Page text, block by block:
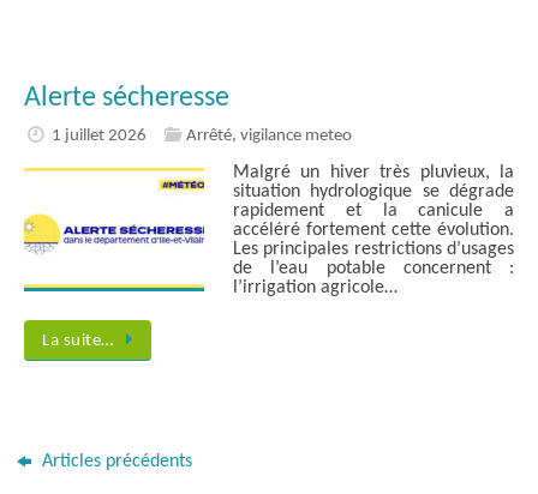
Alerte sécheresse
1 juillet 2026 Arrêté, vigilance meteo
Malgré un hiver très pluvieux, la
situation hydrologique se dégrade
rapidement et la canicule a
accéléré fortement cette évolution.
Les principales restrictions d’usages
de l’eau potable concernent :
l’irrigation agricole…
La suite…
Articles précédents